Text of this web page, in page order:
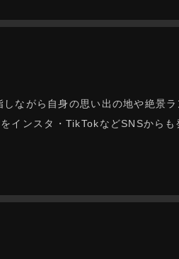
ながら自身の思い出の地や絶景
インスタ・TikTokなどSNSからも